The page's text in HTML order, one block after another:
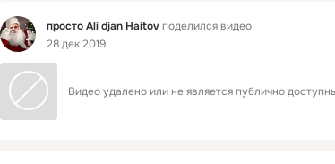
Фид просто Ali djan Haitovподелился видео
28 дек 2019
Видео удалено или не является публично